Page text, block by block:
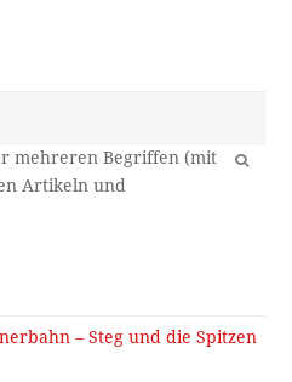
OK
– Steg und die Spitzen